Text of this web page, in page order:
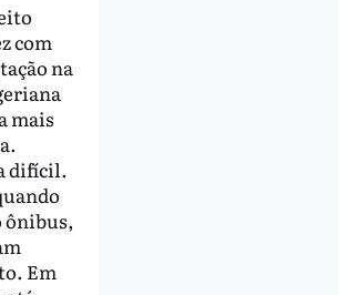
com
na
mais
difícil.
ônibus,
Em